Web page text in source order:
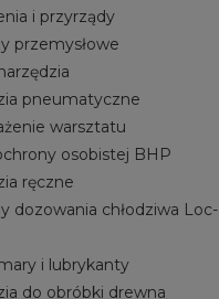
i przyrządy
przemysłowe
pneumatyczne
warsztatu
osobistej BHP
ręczne
dozowania chłodziwa Loc-
i lubrykanty
do obróbki drewna